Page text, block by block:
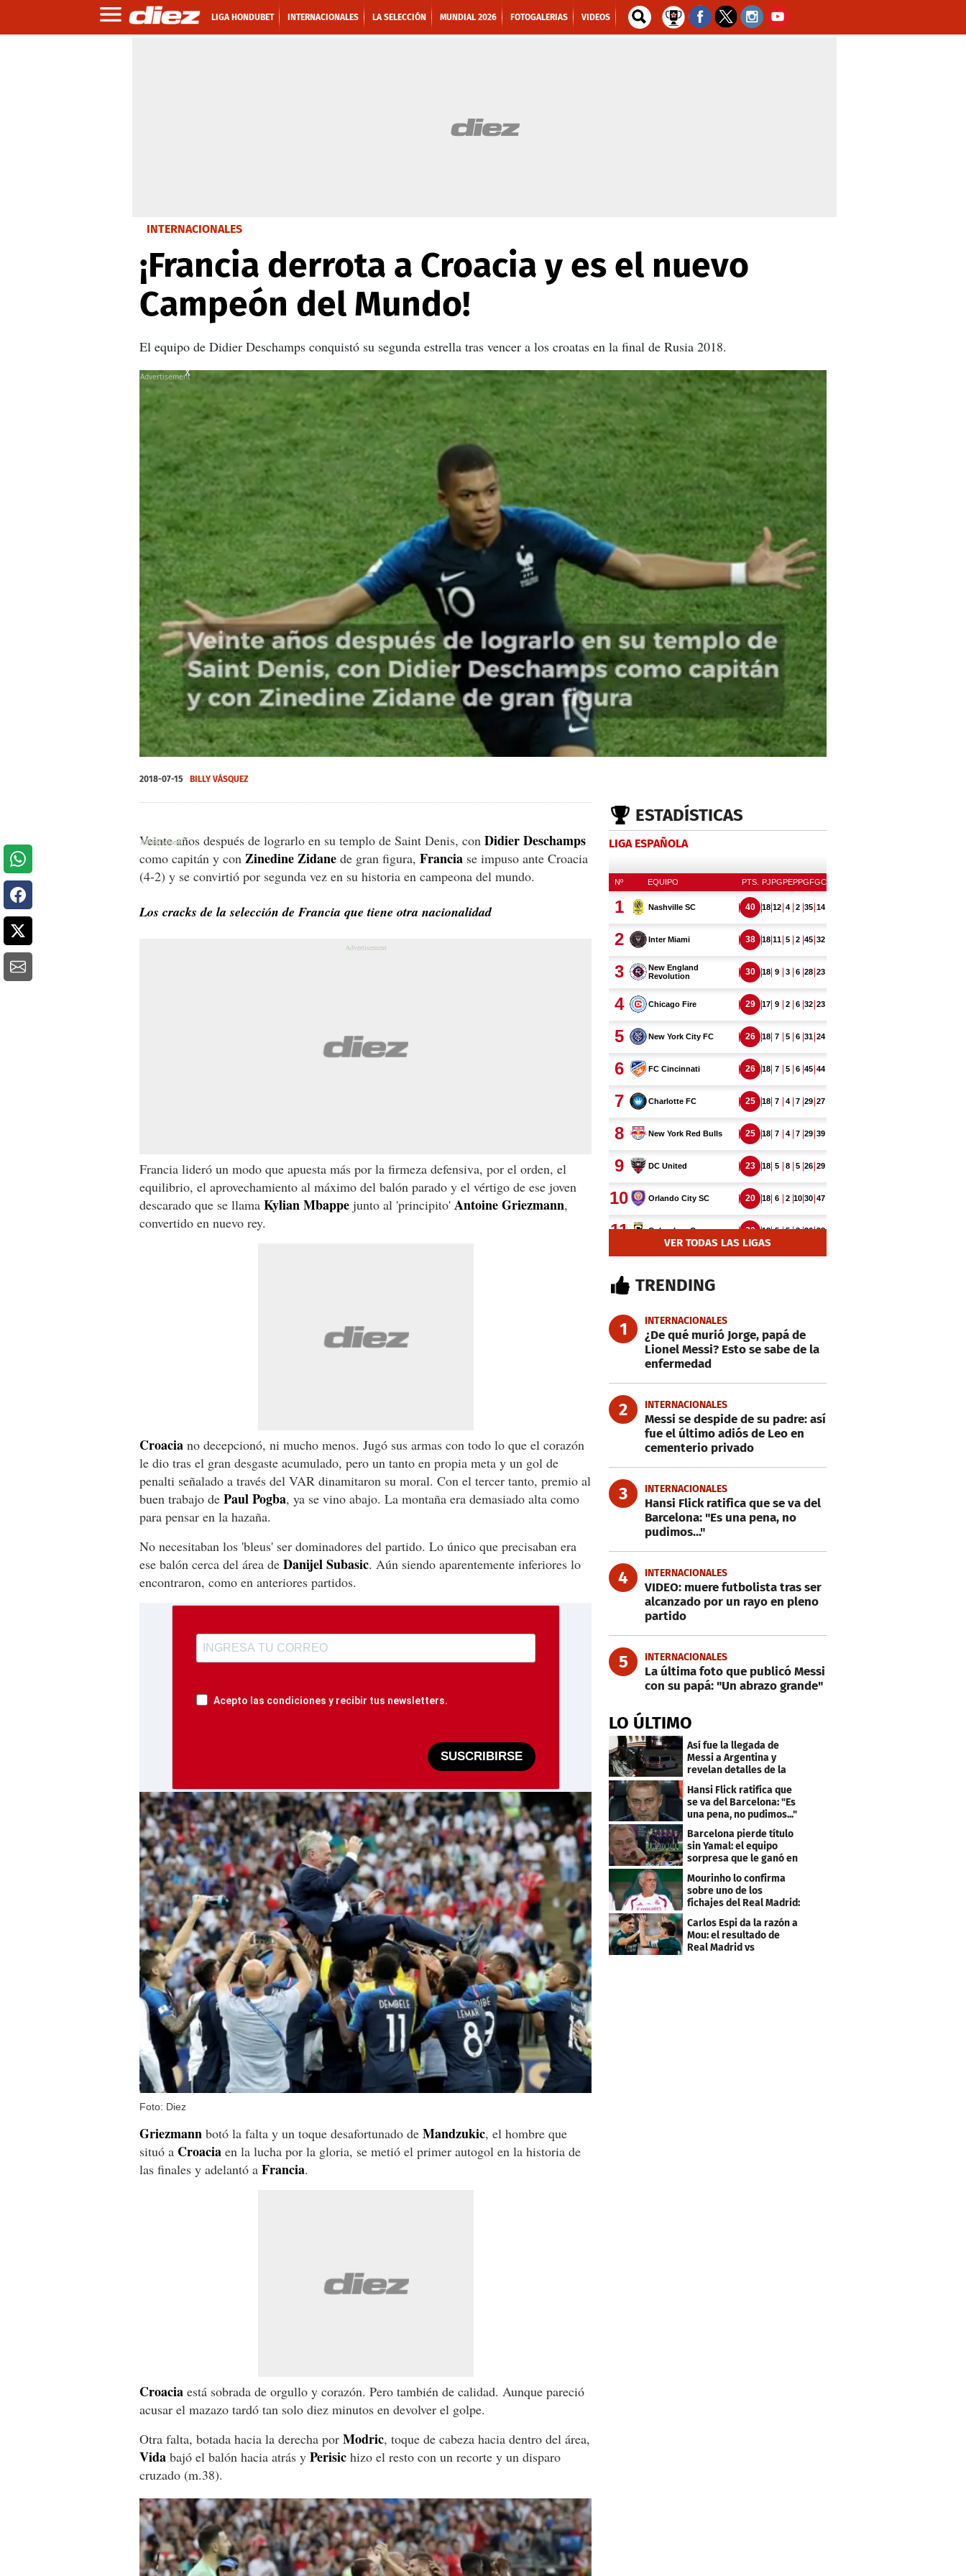
LIGA HONDUBET INTERNACIONALES LA SELECCIÓN MUNDIAL 2026 FOTOGALERIAS VIDEOS
INTERNACIONALES
¡Francia derrota a Croacia y es el nuevo
Campeón del Mundo!
El equipo de Didier Deschamps conquistó su segunda estrella tras vencer a los croatas en la final de Rusia 2018.
seconds
of
X
X
X
X
2018-07-15 BILLY VÁSQUEZ
Veinte años después de lograrlo en su templo de Saint Denis, con Didier Deschamps
como capitán y con Zinedine Zidane de gran figura, Francia se impuso ante Croacia
(4-2) y se convirtió por segunda vez en su historia en campeona del mundo.
Los cracks de la selección de Francia que tiene otra nacionalidad
Francia lideró un modo que apuesta más por la firmeza defensiva, por el orden, el
equilibrio, el aprovechamiento al máximo del balón parado y el vértigo de ese joven
descarado que se llama Kylian Mbappe junto al 'principito' Antoine Griezmann,
convertido en nuevo rey.
Croacia no decepcionó, ni mucho menos. Jugó sus armas con todo lo que el corazón
le dio tras el gran desgaste acumulado, pero un tanto en propia meta y un gol de
penalti señalado a través del VAR dinamitaron su moral. Con el tercer tanto, premio al
buen trabajo de Paul Pogba, ya se vino abajo. La montaña era demasiado alta como
para pensar en la hazaña.
No necesitaban los 'bleus' ser dominadores del partido. Lo único que precisaban era
ese balón cerca del área de Danijel Subasic. Aún siendo aparentemente inferiores lo
encontraron, como en anteriores partidos.
Acepto las condiciones y recibir tus newsletters.
SUSCRIBIRSE
Foto: Diez
Griezmann botó la falta y un toque desafortunado de Mandzukic, el hombre que
situó a Croacia en la lucha por la gloria, se metió el primer autogol en la historia de
las finales y adelantó a Francia.
Croacia está sobrada de orgullo y corazón. Pero también de calidad. Aunque pareció
acusar el mazazo tardó tan solo diez minutos en devolver el golpe.
Otra falta, botada hacia la derecha por Modric, toque de cabeza hacia dentro del área,
Vida bajó el balón hacia atrás y Perisic hizo el resto con un recorte y un disparo
cruzado (m.38).
ESTADÍSTICAS
LIGA ESPAÑOLA
VER TODAS LAS LIGAS
TRENDING
1 INTERNACIONALES
¿De qué murió Jorge, papá de
Lionel Messi? Esto se sabe de la
enfermedad
2 INTERNACIONALES
Messi se despide de su padre: así
fue el último adiós de Leo en
cementerio privado
3 INTERNACIONALES
Hansi Flick ratifica que se va del
Barcelona: "Es una pena, no
pudimos..."
4 INTERNACIONALES
VIDEO: muere futbolista tras ser
alcanzado por un rayo en pleno
partido
5 INTERNACIONALES
La última foto que publicó Messi
con su papá: "Un abrazo grande"
LO ÚLTIMO
Así fue la llegada de
Messi a Argentina y
revelan detalles de la
despedida de su padre
Hansi Flick ratifica que
se va del Barcelona: "Es
una pena, no pudimos..."
Barcelona pierde título
sin Yamal: el equipo
sorpresa que le ganó en
el último minuto
Mourinho lo confirma
sobre uno de los
fichajes del Real Madrid:
"Bastante inferior"
Carlos Espi da la razón a
Mou: el resultado de
Real Madrid vs